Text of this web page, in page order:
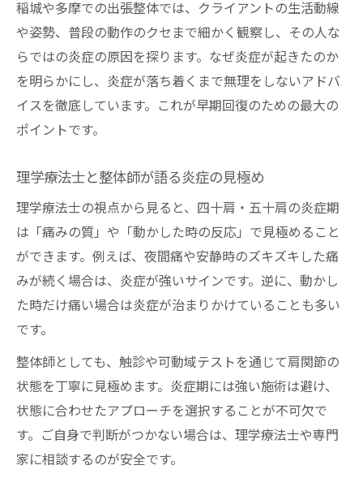
稲城や多摩での出張整体では、クライアントの生活動線
や姿勢、普段の動作のクセまで細かく観察し、その人な
らではの炎症の原因を探ります。なぜ炎症が起きたのか
を明らかにし、炎症が落ち着くまで無理をしないアドバ
イスを徹底しています。これが早期回復のための最大の
ポイントです。
理学療法士と整体師が語る炎症の見極め
理学療法士の視点から見ると、四十肩・五十肩の炎症期
は「痛みの質」や「動かした時の反応」で見極めること
ができます。例えば、夜間痛や安静時のズキズキした痛
みが続く場合は、炎症が強いサインです。逆に、動かし
た時だけ痛い場合は炎症が治まりかけていることも多い
です。
整体師としても、触診や可動域テストを通じて肩関節の
状態を丁寧に見極めます。炎症期には強い施術は避け、
状態に合わせたアプローチを選択することが不可欠で
す。ご自身で判断がつかない場合は、理学療法士や専門
家に相談するのが安全です。